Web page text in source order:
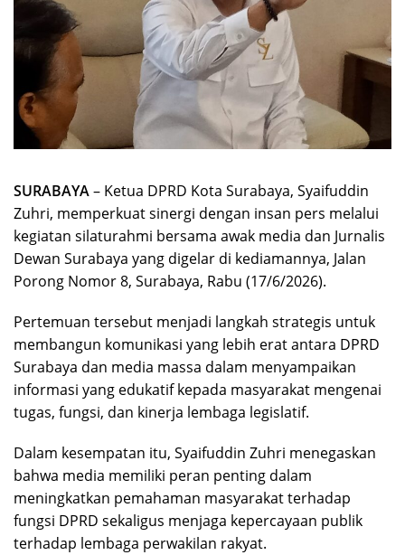
SURABAYA– Ketua DPRD Kota Surabaya, Syaifuddin
Zuhri, memperkuat sinergi dengan insan pers melalui
kegiatan silaturahmi bersama awak media dan Jurnalis
Dewan Surabaya yang digelar di kediamannya, Jalan
Porong Nomor 8, Surabaya, Rabu (17/6/2026).
Pertemuan tersebut menjadi langkah strategis untuk
membangun komunikasi yang lebih erat antara DPRD
Surabaya dan media massa dalam menyampaikan
informasi yang edukatif kepada masyarakat mengenai
tugas, fungsi, dan kinerja lembaga legislatif.
Dalam kesempatan itu, Syaifuddin Zuhri menegaskan
bahwa media memiliki peran penting dalam
meningkatkan pemahaman masyarakat terhadap
fungsi DPRD sekaligus menjaga kepercayaan publik
terhadap lembaga perwakilan rakyat.